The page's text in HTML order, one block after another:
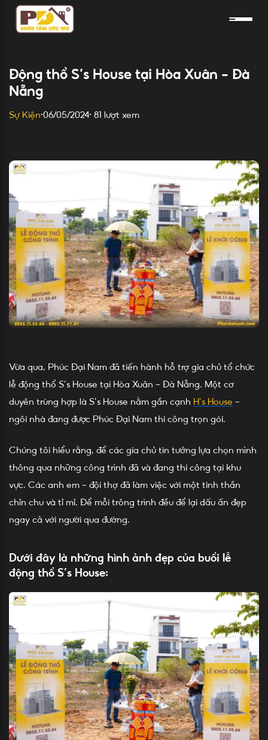
Skip
content
Động thổ S’s House tại Hòa Xuân – Đà
Nẵng
Sự Kiện•06/05/2024• 81 lượt xem
Vừa qua, Phúc Đại Nam đã tiến hành hỗ trợ gia chủ tổ chức
lễ động thổ S’s House tại Hòa Xuân – Đà Nẵng. Một cơ
duyên trùng hợp là S’s House nằm gần cạnh H’s House –
ngôi nhà đang được Phúc Đại Nam thi công trọn gói.
Chúng tôi hiểu rằng, để các gia chủ tin tưởng lựa chọn mình
thông qua những công trình đã và đang thi công tại khu
vực. Các anh em – đội thợ đã làm việc với một tinh thần
chỉn chu và tỉ mỉ. Để mỗi trông trình đều để lại dấu ấn đẹp
ngay cả với người qua đường.
Dưới đây là những hình ảnh đẹp của buổi lễ
động thổ S’s House: